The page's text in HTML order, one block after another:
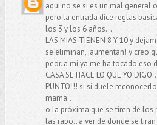
aqui no se si es un mal general
pero la entrada dice reglas
los 3 y los 6 años...
LAS MIAS TIENEN 8 Y 10 y
se eliminan, ¡aumentan! y creo
peor. a mi ya me ha tocado eso
CASA SE HACE LO QUE YO
PUNTO!!! si si duele
mamá...
o la próxima que se tiren de
las rapo.. a ver de donde se